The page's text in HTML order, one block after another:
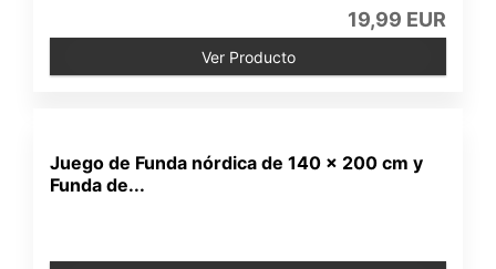
19,99 EUR
Ver Producto
Juego de Funda nórdica de 140 x 200 cm y
Funda de...